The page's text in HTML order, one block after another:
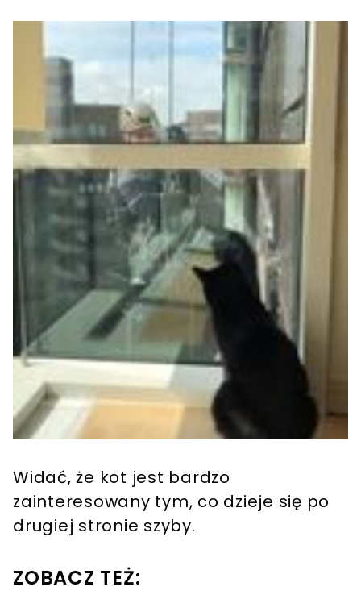
Widać, że kot jest bardzo
zainteresowany tym, co dzieje się po
drugiej stronie szyby.
ZOBACZ TEŻ: